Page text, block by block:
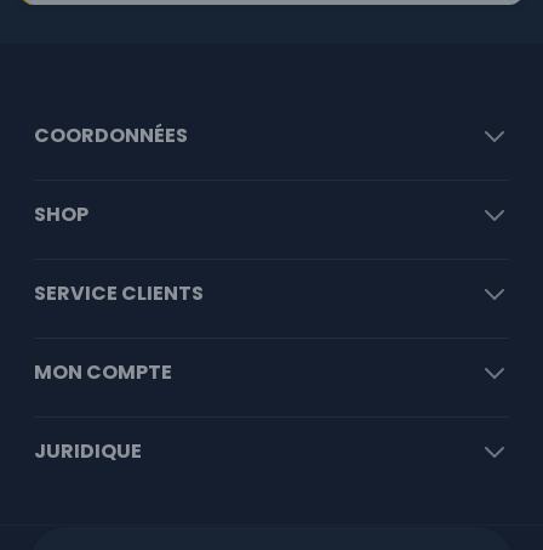
COORDONNÉES
SHOP
SERVICE CLIENTS
MON COMPTE
JURIDIQUE